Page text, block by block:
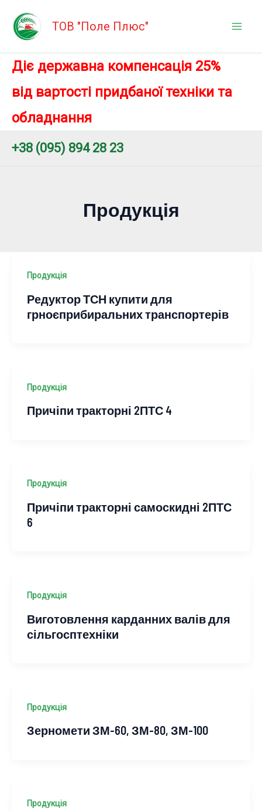
вмісту
ТОВ "Поле Плюс"
Діє державна компенсація 25%
від вартості придбаної техніки та
обладнання
+38 (095) 894 28 23
Продукція
Продукція
Редуктор ТСН купити для
грноєприбиральних транспортерів
Продукція
Причіпи тракторні 2ПТС 4
Продукція
Причіпи тракторні самоскидні 2ПТС
6
Продукція
Виготовлення карданних валів для
сільгосптехніки
Продукція
Зерномети ЗМ-60, ЗМ-80, ЗМ-100
Продукція